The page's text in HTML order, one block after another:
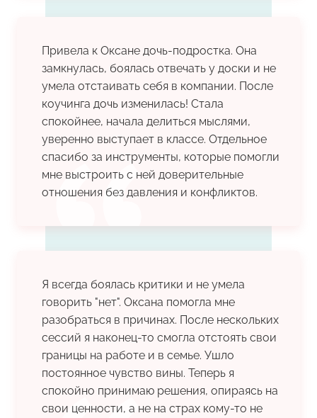
Привела к Оксане дочь-подростка. Она
замкнулась, боялась отвечать у доски и не
умела отстаивать себя в компании. После
коучинга дочь изменилась! Стала
спокойнее, начала делиться мыслями,
уверенно выступает в классе. Отдельное
спасибо за инструменты, которые помогли
мне выстроить с ней доверительные
отношения без давления и конфликтов.
Я всегда боялась критики и не умела
говорить "нет". Оксана помогла мне
разобраться в причинах. После нескольких
сессий я наконец-то смогла отстоять свои
границы на работе и в семье. Ушло
постоянное чувство вины. Теперь я
спокойно принимаю решения, опираясь на
свои ценности, а не на страх кому-то не